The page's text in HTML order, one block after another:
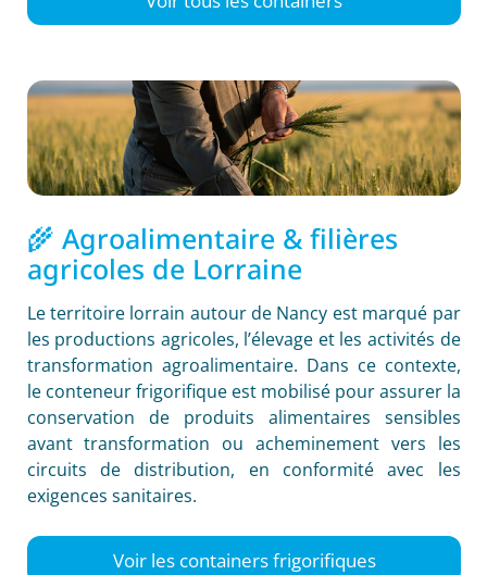
🌾 Agroalimentaire & filières
agricoles de Lorraine
Le territoire lorrain autour de Nancy est marqué par
les productions agricoles, l’élevage et les activités de
transformation agroalimentaire. Dans ce contexte,
le conteneur frigorifique est mobilisé pour assurer la
conservation de produits alimentaires sensibles
avant transformation ou acheminement vers les
circuits de distribution, en conformité avec les
exigences sanitaires.
Voir les containers frigorifiques